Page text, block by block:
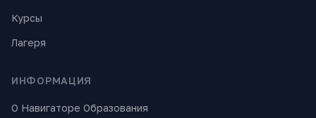
Курсы
Лагеря
ИНФОРМАЦИЯ
О Навигаторе Образования